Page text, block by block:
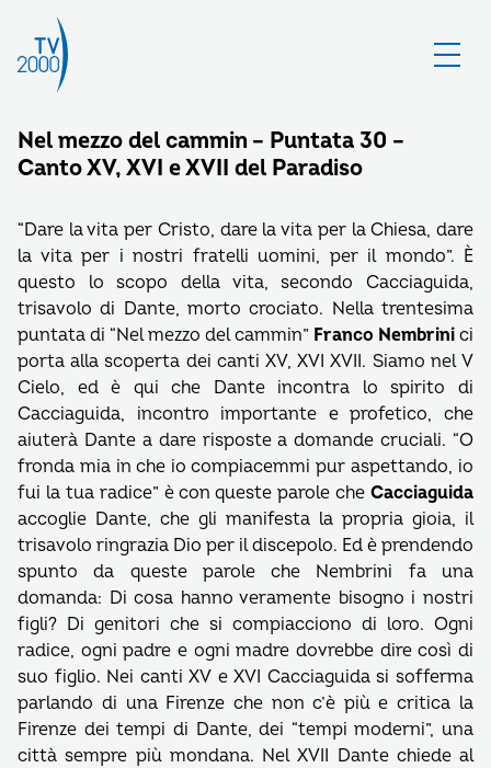
Nel mezzo del cammin – Puntata 30 –
Canto XV, XVI e XVII del Paradiso
“Dare la vita per Cristo, dare la vita per la Chiesa, dare
la vita per i nostri fratelli uomini, per il mondo”. È
questo lo scopo della vita, secondo Cacciaguida,
trisavolo di Dante, morto crociato. Nella trentesima
puntata di “Nel mezzo del cammin” Franco Nembrini ci
porta alla scoperta dei canti XV, XVI XVII. Siamo nel V
Cielo, ed è qui che Dante incontra lo spirito di
Cacciaguida, incontro importante e profetico, che
aiuterà Dante a dare risposte a domande cruciali. “O
fronda mia in che io compiacemmi pur aspettando, io
fui la tua radice” è con queste parole che Cacciaguida
accoglie Dante, che gli manifesta la propria gioia, il
trisavolo ringrazia Dio per il discepolo. Ed è prendendo
spunto da queste parole che Nembrini fa una
domanda: Di cosa hanno veramente bisogno i nostri
figli? Di genitori che si compiacciono di loro. Ogni
radice, ogni padre e ogni madre dovrebbe dire così di
suo figlio. Nei canti XV e XVI Cacciaguida si sofferma
parlando di una Firenze che non c’è più e critica la
Firenze dei tempi di Dante, dei “tempi moderni”, una
città sempre più mondana. Nel XVII Dante chiede al